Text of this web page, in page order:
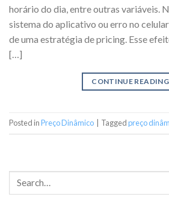
horário do dia, entre outras variáveis.
sistema do aplicativo ou erro no
de uma estratégia de pricing. Esse
[…]
CONTINUE READING
Posted inPreço Dinâmico Taggedpreço